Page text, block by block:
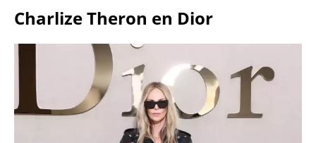
Charlize Theron en Dior